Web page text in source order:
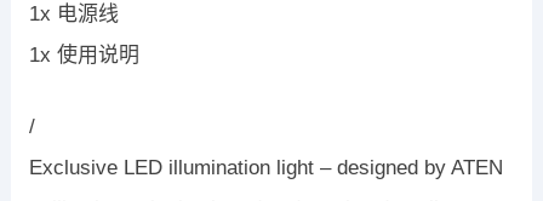
1x 电源线
1x 使用说明
/
Exclusive LED illumination light – designed by ATEN